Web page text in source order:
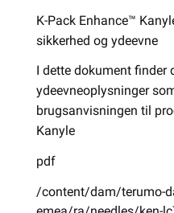
K-Pack Enhance™
sikkerhed og ydeevne
I dette dokument finder
ydeevneoplysninger
brugsanvisningen til
Kanyle
pdf
/content/dam/terumo-